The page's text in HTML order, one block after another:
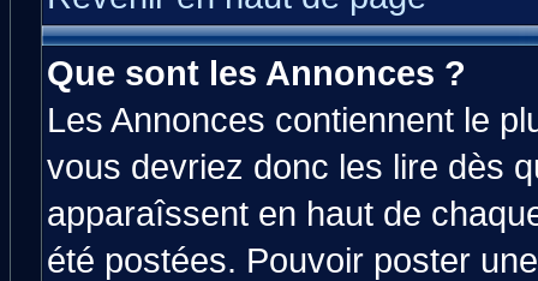
Que sont les Annonces ?
Les Annonces contiennent le
vous devriez donc les lire dès
apparaîssent en haut de
été postées. Pouvoir poster